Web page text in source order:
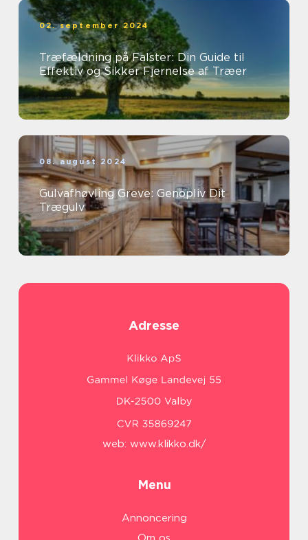
02. september 2024
Træfældning på Falster: Din Guide til
Effektiv og Sikker Fjernelse af Træer
08. august 2024
Gulvafhøvling Greve: Genopliv Dit
Trægulv
Adresse
web: www.klikko.dk/
Menu
Annoncering